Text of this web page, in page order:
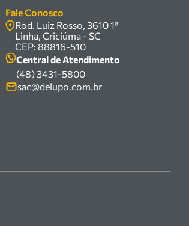
Fale Conosco
Rod. Luiz Rosso, 3610 1ª
Linha, Criciúma - SC
CEP: 88816-510
Central de Atendimento
(48) 3431-5800
sac@delupo.com.br